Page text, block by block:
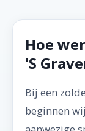
Hoe
'S
Bij een
beginnen